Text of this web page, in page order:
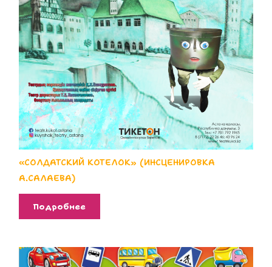
«СОЛДАТСКИЙ КОТЕЛОК» (ИНСЦЕНИРОВКА
А.САЛАЕВА)
Подробнее